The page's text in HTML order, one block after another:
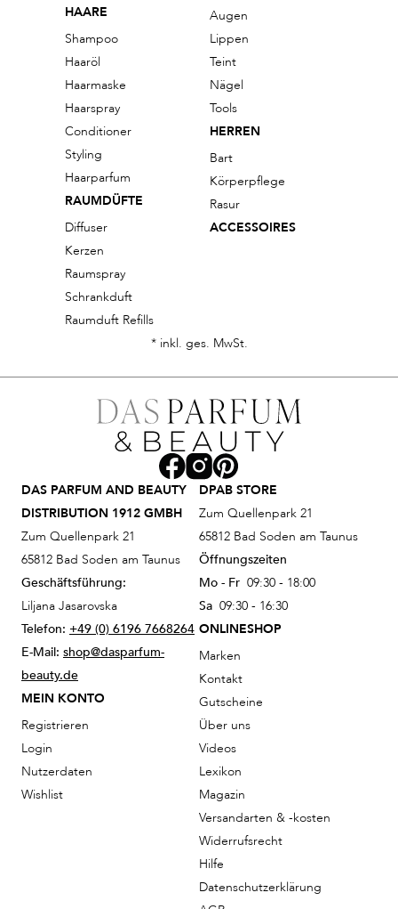
HAARE
Shampoo
Haaröl
Haarmaske
Haarspray
Conditioner
Styling
Haarparfum
RAUMDÜFTE
Diffuser
Kerzen
Raumspray
Schrankduft
Raumduft Refills
Augen
Lippen
Teint
Nägel
Tools
HERREN
Bart
Körperpflege
Rasur
ACCESSOIRES
* inkl. ges. MwSt.
DAS PARFUM AND BEAUTY
DISTRIBUTION 1912 GMBH
Zum Quellenpark 21
65812 Bad Soden am Taunus
Geschäftsführung:
Liljana Jasarovska
Telefon: +49 (0) 6196 7668264
E-Mail: shop@dasparfum-
beauty.de
MEIN KONTO
Registrieren
Login
Nutzerdaten
Wishlist
DPAB STORE
Zum Quellenpark 21
65812 Bad Soden am Taunus
Öffnungszeiten
Mo - Fr 09:30 - 18:00
Sa 09:30 - 16:30
ONLINESHOP
Marken
Kontakt
Gutscheine
Über uns
Videos
Lexikon
Magazin
Versandarten & -kosten
Widerrufsrecht
Hilfe
Datenschutzerklärung